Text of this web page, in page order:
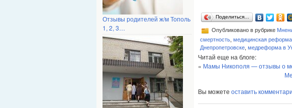
Отзывы родителей ж/м Тополь
1, 2, 3…
Поделиться…
Опубликовано в рубрике
смертность медицинская реформа
Днепропетровске медреформа в
Читай еще на блоге:
« Мамы Никополя — отзывы о
Вы можете оставить